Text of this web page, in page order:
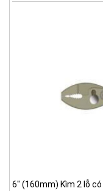
6" (160mm) Kìm 2 lỗ